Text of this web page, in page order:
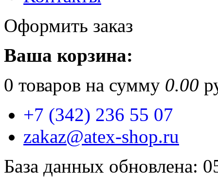
Оформить заказ
Ваша корзина:
0 товаров на сумму 0.00
+7 (342) 236 55 07
zakaz@atex-shop.ru
База данных обновлена: